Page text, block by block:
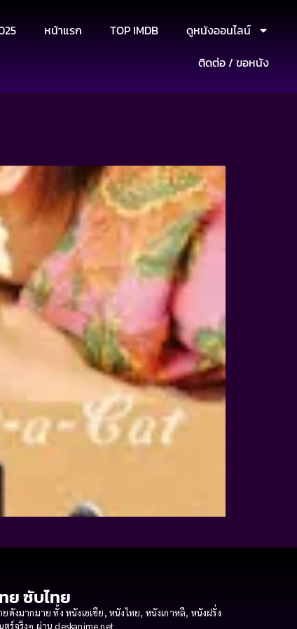
หน้าแรก TOP IMDB
ดูหนังออนไลน์
ติดต่อ / ขอหนัง
ย ซับไทย
มากมาย ทั้ง หนังเอเชีย, หนังไทย, หนังเกาหลี, หนังฝรั่ง
ร์จริงๆ ผ่าน deskanime.net